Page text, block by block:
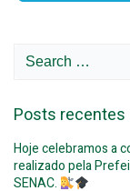
Search
Posts recentes
Hoje celebramos a
realizado pela
SENAC.